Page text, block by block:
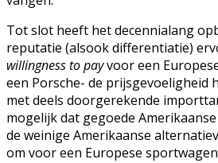
Tot slot heeft het decennialang
reputatie (alsook differentiatie)
willingness to payvoor een
een Porsche- de prijsgevoeligheid
met deels doorgerekende
mogelijk dat gegoede
de weinige Amerikaanse
om voor een Europese